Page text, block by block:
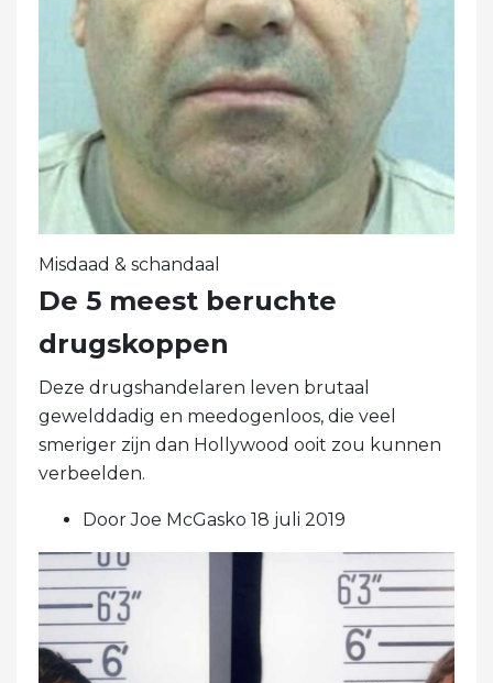
Misdaad & schandaal
De 5 meest beruchte
drugskoppen
Deze drugshandelaren leven brutaal
gewelddadig en meedogenloos, die veel
smeriger zijn dan Hollywood ooit zou kunnen
verbeelden.
Door Joe McGasko 18 juli 2019